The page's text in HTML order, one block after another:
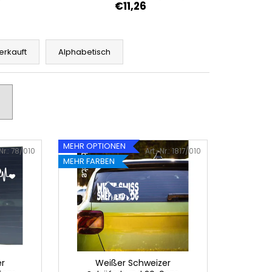
€11,26
Alphabetisch
78/010
MEHR OPTIONEN
MEHR FARBEN
Weißer Schweizer
Art.-Nr.:1817/010